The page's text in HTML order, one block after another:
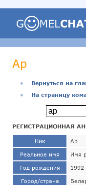
Ар
●
Вернуться на
●
На страницу
РЕГИСТРАЦИОННАЯ
Ник Ар
Реальное имя Имя
Год рождения 1992
Город/страна